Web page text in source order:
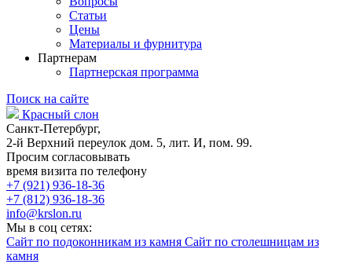
Статьи
Цены
Материалы и фурнитура
Партнерам
Партнерская программа
Поиск на сайте
Красный слон
Санкт-Петербург,
2-й Верхний переулок дом. 5, лит. И, пом. 99.
Просим согласовывать
время визита по телефону
+7 (921) 936-18-36
+7 (812) 936-18-36
info@krslon.ru
Мы в соц сетях:
Сайт по подоконникам из камня Сайт по столешницам из
камня